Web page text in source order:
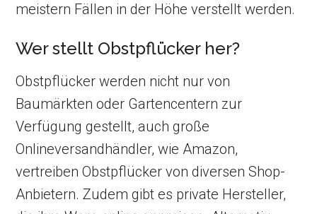
meistern Fällen in der Höhe verstellt werden.
Wer stellt Obstpflücker her?
Obstpflücker werden nicht nur von
Baumärkten oder Gartencentern zur
Verfügung gestellt, auch große
Onlineversandhändler, wie Amazon,
vertreiben Obstpflücker von diversen Shop-
Anbietern. Zudem gibt es private Hersteller,